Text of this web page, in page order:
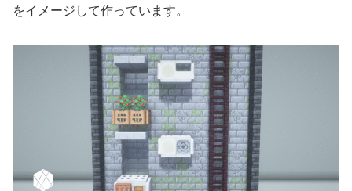
をイメージして作っています。